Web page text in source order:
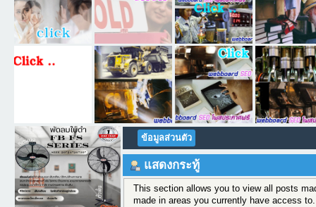
ข้อมูลส่วนตัว
แสดงกระทู้
This section allows you to view all posts
made in areas you currently have access to.